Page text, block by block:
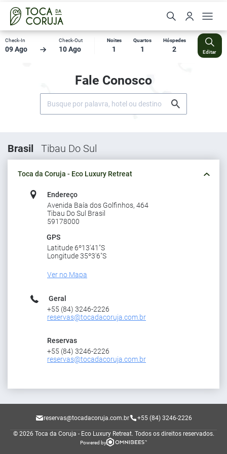
Check-In
09 Ago
Check-Out
10 Ago
Noites
1
Quartos
1
Hóspedes
2 Editar
Fale Conosco
Brasil Tibau Do Sul
Toca da Coruja - Eco Luxury Retreat
Endereço
Avenida Baía dos Golfinhos, 464
Tibau Do Sul Brasil
59178000
GPS
Latitude 6º13'41"S
Longitude 35º3'6"S
Ver no Mapa
Geral
+55 (84) 3246-2226
reservas@tocadacoruja.com.br
Reservas
+55 (84) 3246-2226
reservas@tocadacoruja.com.br
reservas@tocadacoruja.com.br +55 (84) 3246-2226
© 2026 Toca da Coruja - Eco Luxury Retreat. Todos os direitos reservados.
Powered by